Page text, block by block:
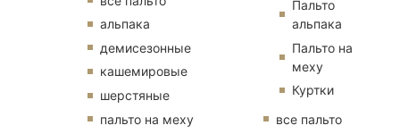
альпака
демисезонные
кашемировые
шерстяные
пальто на меху
Пальто
альпака
Пальто на
меху
Куртки
все пальто